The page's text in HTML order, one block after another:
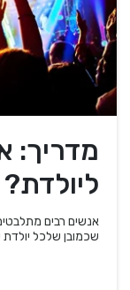
מדריך:
ליולדת?
אנשים רבים
שכמובן שלכל